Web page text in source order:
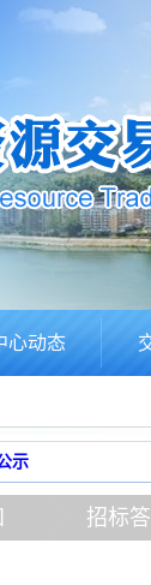
心动态
示
招标